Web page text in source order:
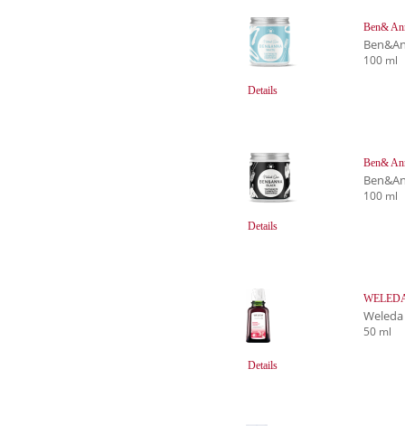
Details
Ben&
100 ml
Details
Ben&
100 ml
Details
Weleda
50 ml